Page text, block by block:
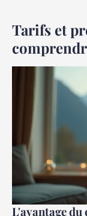
Tarifs et
L'avantage